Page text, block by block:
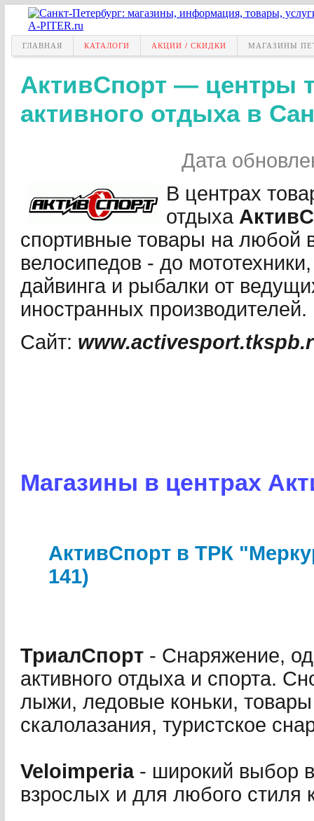
ГЛАВНАЯ КАТАЛОГИ АКЦИИ / СКИДКИ МАГАЗИНЫ
АктивСпорт — центры
активного отдыха в
Дата
В центрах
отдыха
спортивные товары на любой
велосипедов - до
дайвинга и рыбалки от
иностранных производителей.
Сайт:
Магазины в центрах
АктивСпорт в ТРК
141)
ТриалСпорт - Снаряжение,
активного отдыха и спорта.
лыжи, ледовые коньки,
скалолазания, туристское
Veloimperia- широкий выбор
взрослых и для любого стиля